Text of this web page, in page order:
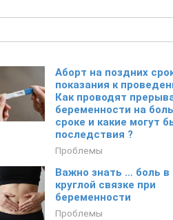
Аборт на поздних
показания к
Как проводят
беременности на
сроке и какие могут
последствия ?
Проблемы
Важно знать … боль в
круглой связке при
беременности
Проблемы